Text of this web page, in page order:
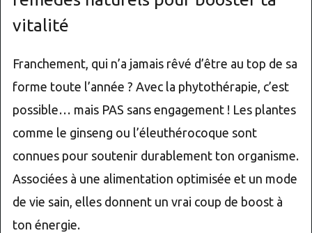
vitalité
Franchement, qui n’a jamais rêvé d’être au top de sa
forme toute l’année ? Avec la phytothérapie, c’est
possible… mais PAS sans engagement ! Les plantes
comme le ginseng ou l’éleuthérocoque sont
connues pour soutenir durablement ton organisme.
Associées à une alimentation optimisée et un mode
de vie sain, elles donnent un vrai coup de boost à
ton énergie.